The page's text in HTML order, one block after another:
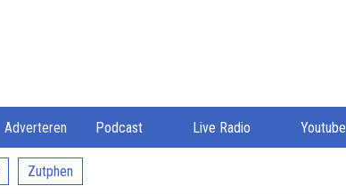
Adverteren Podcast Live Radio Youtube
Zutphen